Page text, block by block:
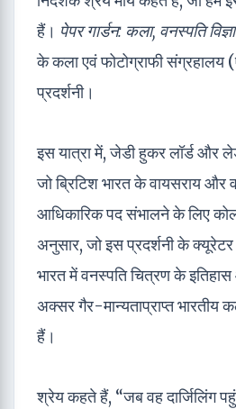
हैं। पेपर गार्डन: कला, वनस्पति
के कला एवं फोटोग्राफी संग्रहालय
प्रदर्शनी।
इस यात्रा में, जेडी हुकर लॉर्ड और
जो ब्रिटिश भारत के वायसराय और
आधिकारिक पद संभालने के लिए
अनुसार, जो इस प्रदर्शनी के
भारत में वनस्पति चित्रण के
अक्सर गैर-मान्यताप्राप्त भारतीय
हैं।
श्रेय कहते हैं, “जब वह दार्जिलिंग